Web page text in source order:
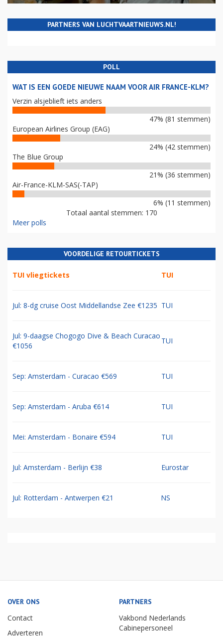
PARTNERS VAN LUCHTVAARTNIEUWS.NL!
POLL
WAT IS EEN GOEDE NIEUWE NAAM VOOR AIR FRANCE-KLM?
Verzin alsjeblieft iets anders
47% (81 stemmen)
European Airlines Group (EAG)
24% (42 stemmen)
The Blue Group
21% (36 stemmen)
Air-France-KLM-SAS(-TAP)
6% (11 stemmen)
Totaal aantal stemmen: 170
Meer polls
VOORDELIGE RETOURTICKETS
TUI vliegtickets TUI
Jul: 8-dg cruise Oost Middellandse Zee €1235 TUI
Jul: 9-daagse Chogogo Dive & Beach Curacao
€1056
TUI
Sep: Amsterdam - Curacao €569 TUI
Sep: Amsterdam - Aruba €614 TUI
Mei: Amsterdam - Bonaire €594 TUI
Jul: Amsterdam - Berlijn €38 Eurostar
Jul: Rotterdam - Antwerpen €21 NS
OVER ONS
Contact
Adverteren
PARTNERS
Vakbond Nederlands
Cabinepersoneel